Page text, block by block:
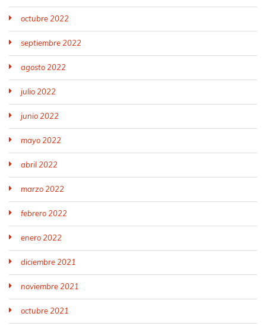
octubre 2022
septiembre 2022
agosto 2022
julio 2022
junio 2022
mayo 2022
abril 2022
marzo 2022
febrero 2022
enero 2022
diciembre 2021
noviembre 2021
octubre 2021